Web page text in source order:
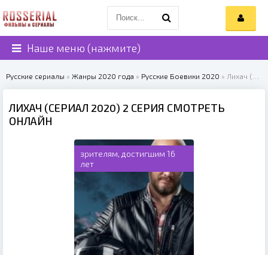
Наше меню (нажмите)
Русские сериалы » Жанры 2020 года » Русские Боевики 2020 » Лихач (сериал 2020)
ЛИХАЧ (СЕРИАЛ 2020) 2 СЕРИЯ СМОТРЕТЬ
ОНЛАЙН
зрителям, достигшим 16
лет